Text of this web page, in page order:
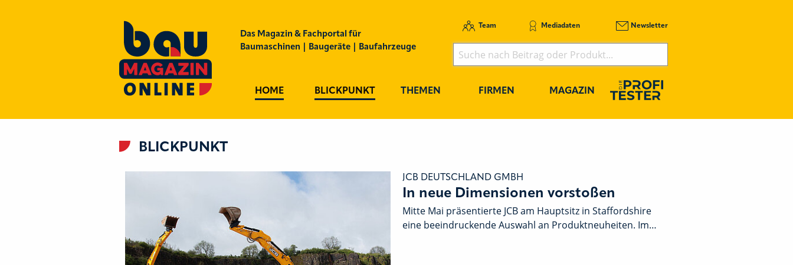
Das Magazin & Fachportal für
Baumaschinen | Baugeräte | Baufahrzeuge
Team Mediadaten Newsletter
HOME BLICKPUNKT THEMEN FIRMEN MAGAZIN
BLICKPUNKT
JCB DEUTSCHLAND GMBH
In neue Dimensionen vorstoßen
Mitte Mai präsentierte JCB am Hauptsitz in Staffordshire
eine beeindruckende Auswahl an Produktneuheiten. Im…